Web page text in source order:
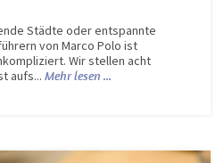
Städte oder entspannte
von Marco Polo ist
Wir stellen acht
aufs... Mehr lesen ...